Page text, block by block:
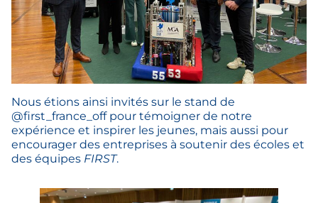
Nous étions ainsi invités sur le stand de
@first_france_off pour témoigner de notre
expérience et inspirer les jeunes, mais aussi pour
encourager des entreprises à soutenir des écoles et
des équipes FIRST.